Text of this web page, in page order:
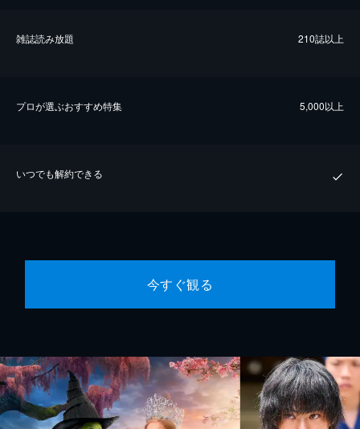
雑誌読み放題 210誌以上
プロが選ぶおすすめ特集 5,000以上
いつでも解約できる
今すぐ観る